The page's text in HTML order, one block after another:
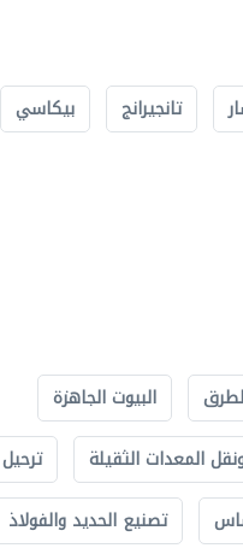
تانجيرانج بيكاسي
البيوت الجاهزة
المعدات الثقيلة
تصنيع الحديد والفولاذ